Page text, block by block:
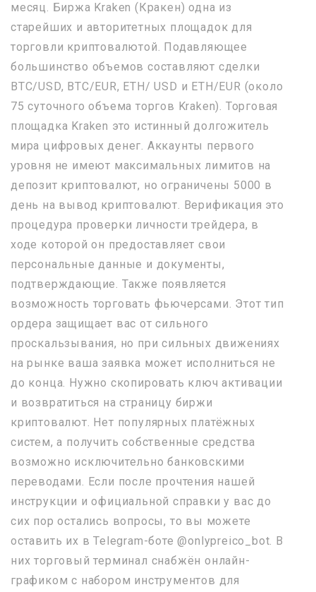
месяц. Биржа Kraken (Кракен) одна из
старейших и авторитетных площадок для
торговли криптовалютой. Подавляющее
большинство объемов составляют сделки
BTC/USD, BTC/EUR, ETH/ USD и ETH/EUR (около
75 суточного объема торгов Kraken). Торговая
площадка Kraken это истинный долгожитель
мира цифровых денег. Аккаунты первого
уровня не имеют максимальных лимитов на
депозит криптовалют, но ограничены 5000 в
день на вывод криптовалют. Верификация это
процедура проверки личности трейдера, в
ходе которой он предоставляет свои
персональные данные и документы,
подтверждающие. Также появляется
возможность торговать фьючерсами. Этот тип
ордера защищает вас от сильного
проскальзывания, но при сильных движениях
на рынке ваша заявка может исполниться не
до конца. Нужно скопировать ключ активации
и возвратиться на страницу биржи
криптовалют. Нет популярных платёжных
систем, а получить собственные средства
возможно исключительно банковскими
переводами. Если после прочтения нашей
инструкции и официальной справки у вас до
сих пор остались вопросы, то вы можете
оставить их в Telegram-боте @onlypreico_bot. В
них торговый терминал снабжён онлайн-
графиком с набором инструментов для